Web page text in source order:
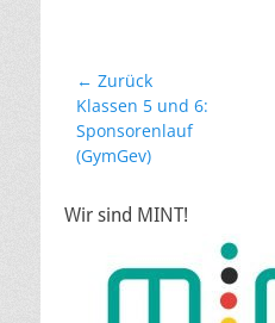
Beitragsnavigation
← Zurück
Vorheriger
Beitrag:
Klassen 5 und 6:
Sponsorenlauf
(GymGev)
Wir sind MINT!